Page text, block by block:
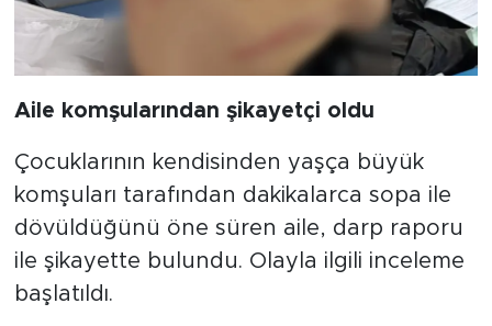
Aile komşularından şikayetçi oldu
Çocuklarının kendisinden yaşça büyük
komşuları tarafından dakikalarca sopa ile
dövüldüğünü öne süren aile, darp raporu
ile şikayette bulundu. Olayla ilgili inceleme
başlatıldı.